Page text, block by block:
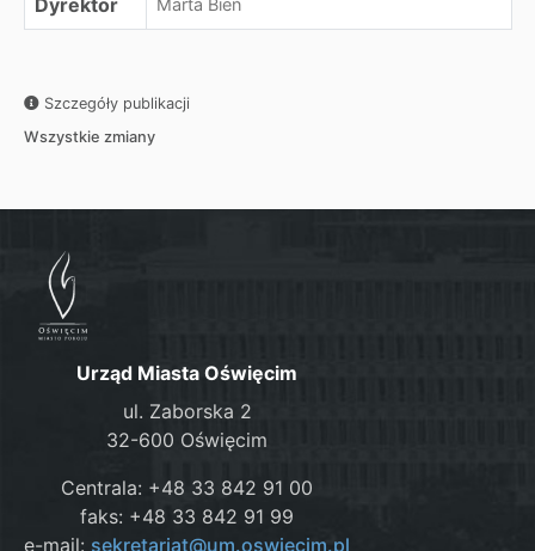
Dyrektor Marta Bień
Szczegóły publikacji
Wszystkie zmiany
Urząd Miasta Oświęcim
ul. Zaborska 2
32-600 Oświęcim
Centrala: +48 33 842 91 00
faks: +48 33 842 91 99
e-mail: sekretariat@um.oswiecim.pl